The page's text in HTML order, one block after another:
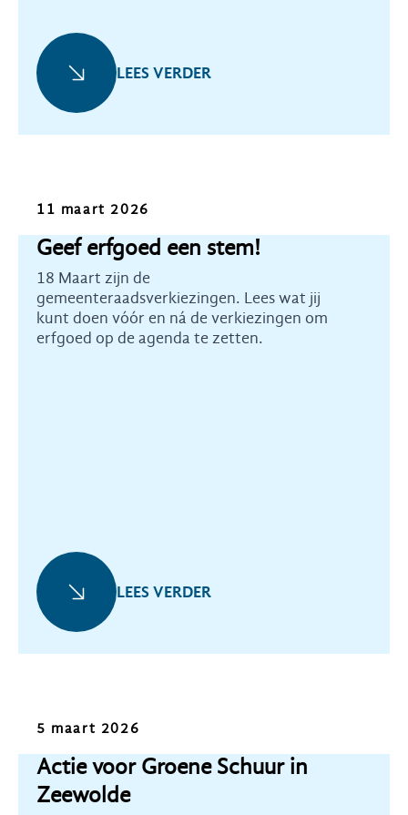
LEES VERDER
Kennis
11 maart 2026
Geef erfgoed een stem!
18 Maart zijn de
gemeenteraadsverkiezingen. Lees wat jij
kunt doen vóór en ná de verkiezingen om
erfgoed op de agenda te zetten.
LEES VERDER
Nieuws
5 maart 2026
Actie voor Groene Schuur in
Zeewolde